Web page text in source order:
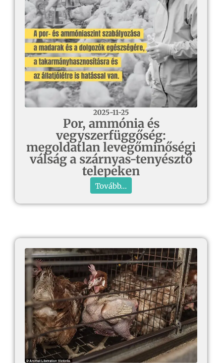
2025-11-25
Por, ammónia és
vegyszerfüggőség:
megoldatlan levegőminőségi
válság a szárnyas-tenyésztő
telepeken
Tovább...